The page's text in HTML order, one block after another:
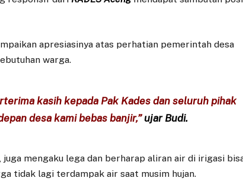
apresiasinya atas perhatian pemerintah desa
warga.
kasih kepada Pak Kades dan seluruh pihak
desa kami bebas banjir,”ujar Budi.
juga mengaku lega dan berharap aliran air di irigasi
tidak lagi terdampak air saat musim hujan.